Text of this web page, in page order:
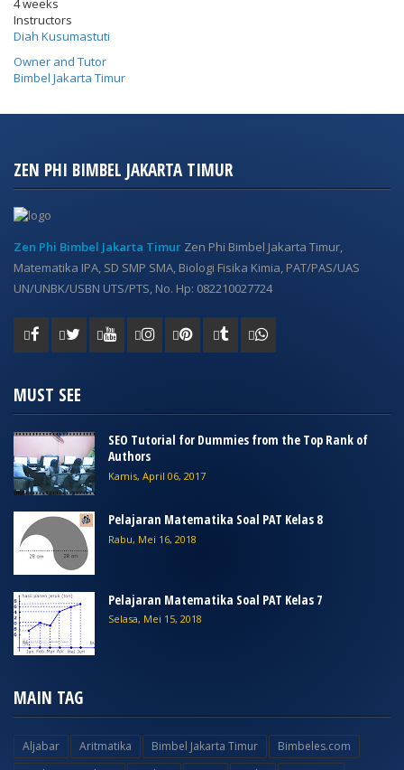
4 weeks
Instructors
Diah Kusumastuti
Owner and Tutor
Bimbel Jakarta Timur
ZEN PHI BIMBEL JAKARTA TIMUR
Zen Phi Bimbel Jakarta Timur Zen Phi Bimbel Jakarta Timur,
Matematika IPA, SD SMP SMA, Biologi Fisika Kimia, PAT/PAS/UAS
UN/UNBK/USBN UTS/PTS, No. Hp: 082210027724
MUST SEE
SEO Tutorial for Dummies from the Top Rank of
Authors
Kamis, April 06, 2017
Pelajaran Matematika Soal PAT Kelas 8
Rabu, Mei 16, 2018
Pelajaran Matematika Soal PAT Kelas 7
Selasa, Mei 15, 2018
MAIN TAG
Aljabar Aritmatika Bimbel Jakarta Timur
Bimbeles.com